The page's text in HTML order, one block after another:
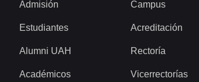
Admisión
Estudiantes
Alumni UAH
Académicos
Campus
Acreditación
Rectoría
Vicerrectorías